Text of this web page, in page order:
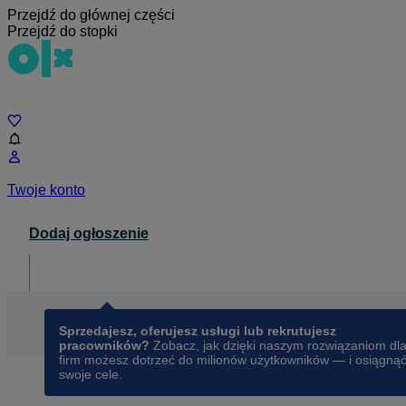
Przejdź do głównej części
Przejdź do stopki
Twoje konto
Dodaj ogłoszenie
Sprzedajesz, oferujesz usługi lub rekrutujesz
pracowników? Zobacz, jak dzięki naszym rozwiązaniom dla
firm możesz dotrzeć do milionów użytkowników — i osiągnąć
swoje cele.